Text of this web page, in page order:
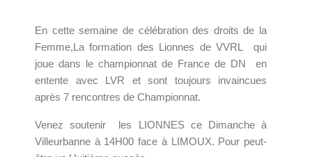
En cette semaine de célébration des droits de la
Femme,La formation des Lionnes de VVRL qui
joue dans le championnat de France de DN en
entente avec LVR et sont toujours invaincues
après 7 rencontres de Championnat.
Venez soutenir les LIONNES ce Dimanche à
Villeurbanne à 14H00 face à LIMOUX. Pour peut-